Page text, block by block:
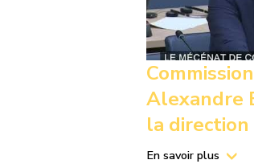
Alexandre
la direction
En savoir plus